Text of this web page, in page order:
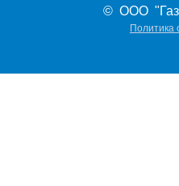
© ООО
Политика